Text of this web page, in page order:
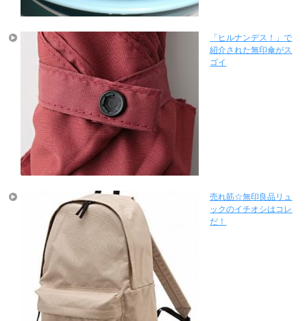
「ヒルナンデス！」で
紹介された無印傘がス
ゴイ
売れ筋☆無印良品リュ
ックのイチオシはコレ
だ！